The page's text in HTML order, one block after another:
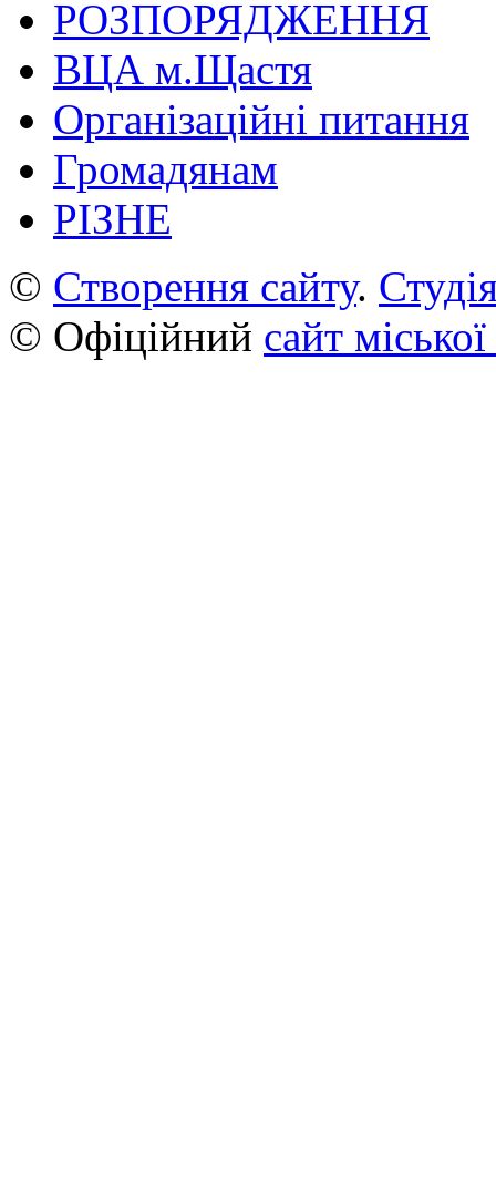
РОЗПОРЯДЖЕННЯ
ВЦА м.Щастя
Організаційні питання
Громадянам
РІЗНЕ
© Створення сайту.
© Офіційний сайт